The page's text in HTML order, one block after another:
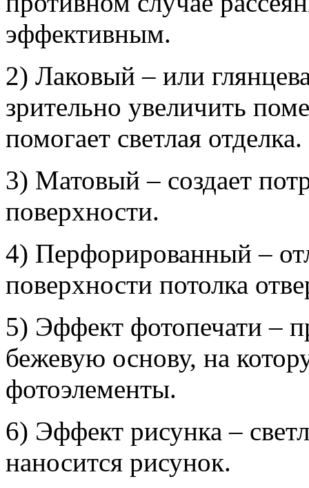
эффективным.
2) Лаковый – или
зрительно увеличить
помогает светлая отделка.
3) Матовый – создает
поверхности.
4) Перфорированный –
поверхности потолка
5) Эффект фотопечати –
бежевую основу, на
фотоэлементы.
6) Эффект рисунка –
наносится рисунок.